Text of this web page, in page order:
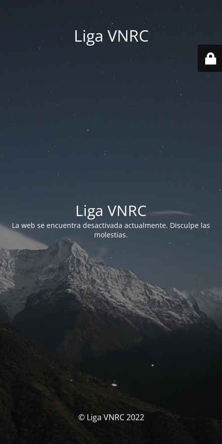
Liga VNRC
Liga VNRC
La web se encuentra desactivada actualmente. Disculpe las
molestias.
© Liga VNRC 2022